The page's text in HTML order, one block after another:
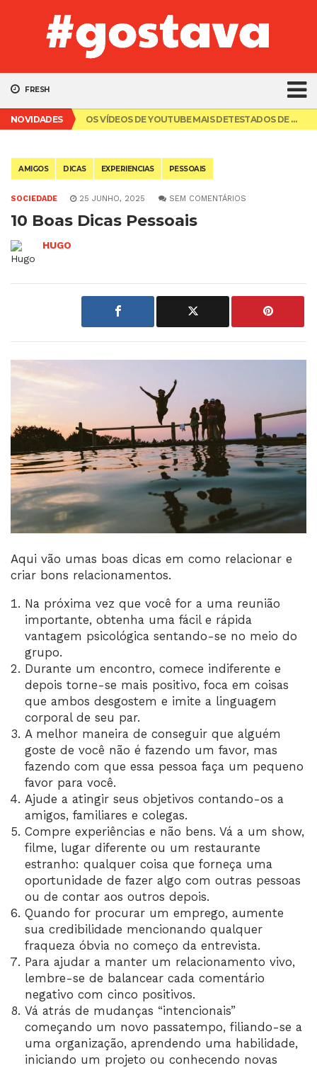
FRESH
NOVIDADES
TOP 10 PRAIAS MAIS BONITAS DO ALGARVE
OS VÍDEOS DE YOUTUBE MAIS DETESTADOS DE SEMPRE
TOP 10 RAPARIGAS DE ANIME MAIS GIRAS
AMIGOS DICAS EXPERIENCIAS PESSOAIS
SOCIEDADE 25 JUNHO, 2025 SEM COMENTÁRIOS
10 Boas Dicas Pessoais
HUGO
Aqui vão umas boas dicas em como relacionar e
criar bons relacionamentos.
Na próxima vez que você for a uma reunião
importante, obtenha uma fácil e rápida
vantagem psicológica sentando-se no meio do
grupo.
Durante um encontro, comece indiferente e
depois torne-se mais positivo, foca em coisas
que ambos desgostem e imite a linguagem
corporal de seu par.
A melhor maneira de conseguir que alguém
goste de você não é fazendo um favor, mas
fazendo com que essa pessoa faça um pequeno
favor para você.
Ajude a atingir seus objetivos contando-os a
amigos, familiares e colegas.
Compre experiências e não bens. Vá a um show,
filme, lugar diferente ou um restaurante
estranho: qualquer coisa que forneça uma
oportunidade de fazer algo com outras pessoas
ou de contar aos outros depois.
Quando for procurar um emprego, aumente
sua credibilidade mencionando qualquer
fraqueza óbvia no começo da entrevista.
Para ajudar a manter um relacionamento vivo,
lembre-se de balancear cada comentário
negativo com cinco positivos.
Vá atrás de mudanças “intencionais”
começando um novo passatempo, filiando-se a
uma organização, aprendendo uma habilidade,
iniciando um projeto ou conhecendo novas